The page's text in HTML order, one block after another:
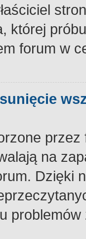
której
forum w
na
Dzięki